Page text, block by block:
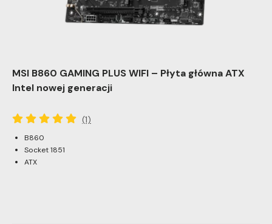
MSI B860 GAMING PLUS WIFI – Płyta główna ATX
Intel nowej generacji
(1)
B860
Socket 1851
ATX